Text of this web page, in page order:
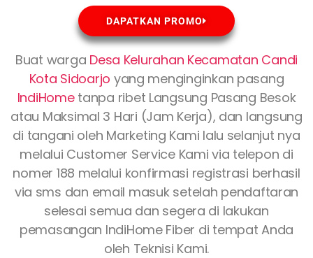
DAPATKAN PROMO
Buat warga Desa Kelurahan Kecamatan Candi
Kota Sidoarjo yang menginginkan pasang
IndiHometanpa ribet Langsung Pasang Besok
atau Maksimal 3 Hari (Jam Kerja), dan langsung
di tangani oleh Marketing Kami lalu selanjut nya
melalui Customer Service Kami via telepon di
nomer 188 melalui konfirmasi registrasi berhasil
via sms dan email masuk setelah pendaftaran
selesai semua dan segera di lakukan
pemasangan IndiHome Fiber di tempat Anda
oleh Teknisi Kami.